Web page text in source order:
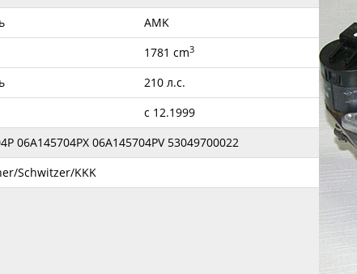
AMK
1781 cm3
210 л.с.
с 12.1999
06A145704PX 06A145704PV 53049700022
Schwitzer/KKK